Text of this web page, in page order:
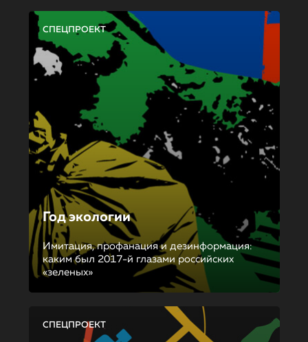
СПЕЦПРОЕКТ
Год экологии
Имитация, профанация и дезинформация:
каким был 2017-й глазами российских
«зеленых»
СПЕЦПРОЕКТ